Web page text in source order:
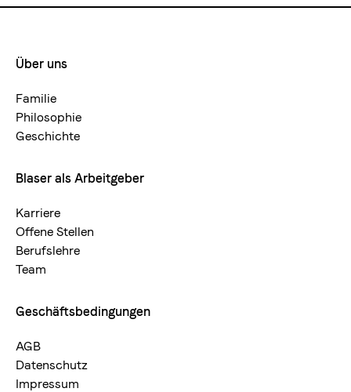
Footermenue-
neu
Über uns
Familie
Philosophie
Geschichte
Blaser als Arbeitgeber
Karriere
Offene Stellen
Berufslehre
Team
Geschäftsbedingungen
AGB
Datenschutz
Impressum